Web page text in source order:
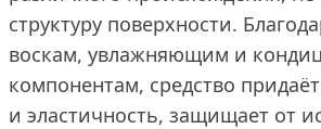
структуру поверхности.
воскам, увлажняющим и
компонентам, средство
и эластичность, защищает от